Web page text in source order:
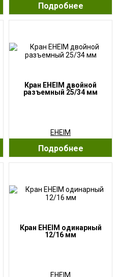
Подробнее
Кран EHEIM двойной
разъемный 25/34 мм
EHEIM
Подробнее
Кран EHEIM одинарный
12/16 мм
EHEIM